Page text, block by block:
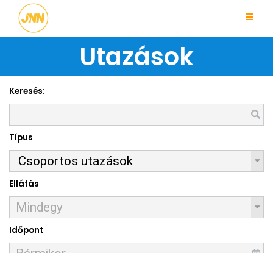
Utazások
Keresés:
Típus
Ellátás
Időpont